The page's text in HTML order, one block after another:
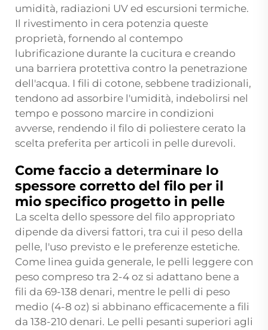
umidità, radiazioni UV ed escursioni termiche.
Il rivestimento in cera potenzia queste
proprietà, fornendo al contempo
lubrificazione durante la cucitura e creando
una barriera protettiva contro la penetrazione
dell'acqua. I fili di cotone, sebbene tradizionali,
tendono ad assorbire l'umidità, indebolirsi nel
tempo e possono marcire in condizioni
avverse, rendendo il filo di poliestere cerato la
scelta preferita per articoli in pelle durevoli.
Come faccio a determinare lo
spessore corretto del filo per il
mio specifico progetto in pelle
La scelta dello spessore del filo appropriato
dipende da diversi fattori, tra cui il peso della
pelle, l'uso previsto e le preferenze estetiche.
Come linea guida generale, le pelli leggere con
peso compreso tra 2-4 oz si adattano bene a
fili da 69-138 denari, mentre le pelli di peso
medio (4-8 oz) si abbinano efficacemente a fili
da 138-210 denari. Le pelli pesanti superiori agli